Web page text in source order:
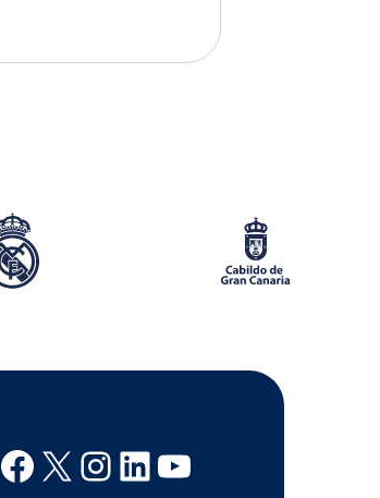
Facebook
X Instagram
Linkedin
Youtube